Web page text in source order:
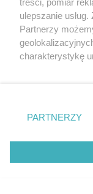
eksploatacji w
treści, pomiar
ulepszanie
Partnerzy
charakterystykę
zmienić/wycofać
znajdujący się w
rodzaje
użytkownika, ale
przetwarzaniu.
PARTNERZY